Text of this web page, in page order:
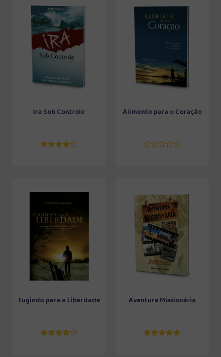
Ira Sob Controle Alimento para o Coração
Fugindo para a Liberdade Aventura Missionária